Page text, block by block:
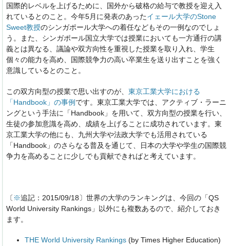
国際的レベルを上げるために、国外から破格の給与で教授を迎え入
れているとのこと。今年5月に発表のあったイェール大学のStone
Sweet教授のシンガポール大学への着任などもその一例なのでしょ
う。また、シンガポール国立大学では授業においても一方通行の講
義とは異なる、議論や双方向性を重視した授業を取り入れ、学生
個々の能力を高め、国際競争力の高い卒業生を送り出すことを強く
意識しているとのこと。
この双方向型の授業で思い出すのが、東京工業大学における
「Handbook」の事例 です。東京工業大学では、アクティブ・ラーニ
ングという手法に「Handbook」を用いて、双方向型の授業を行い、
生徒の参加意識を高め、成績を上げることに成功されています。東
京工業大学の他にも、九州大学や法政大学でも活用されている
「Handbook」のさらなる普及を通じて、日本の大学や学生の国際競
争力を高めることに少しでも貢献できればと考えています。
〔 ※追記：2015/09/18〕世界の大学のランキングは、今回の「QS
World University Rankings」以外にも複数あるので、紹介しておき
ます。
THE World University Rankings (by Times Higher Education)